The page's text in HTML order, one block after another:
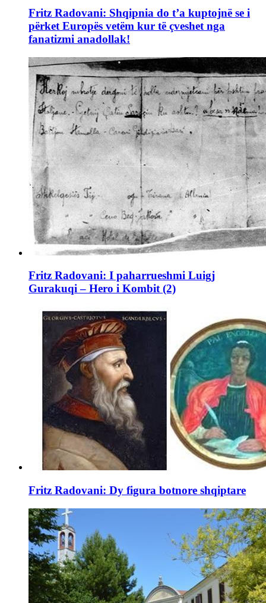
Fritz Radovani: Shqipnia do t’a kuptojnë se i
përket Europës vetëm kur të çveshet nga
fanatizmi anadollak!
Fritz Radovani: I paharrueshmi Luigj
Gurakuqi – Hero i Kombit (2)
Fritz Radovani: Dy figura botnore shqiptare